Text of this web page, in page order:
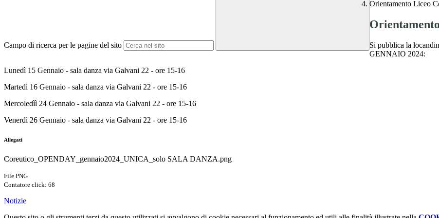
Campo di ricerca per le pagine del sito
Orientamento Liceo
Si pubblica la
GENNAIO 2024:
Lunedì 15 Gennaio - sala danza via Galvani 22 - ore 15-16
Martedì 16 Gennaio - sala danza via Galvani 22 - ore 15-16
Mercoledìì 24 Gennaio - sala danza via Galvani 22 - ore 15-16
Venerdì 26 Gennaio - sala danza via Galvani 22 - ore 15-16
Allegati
Coreutico_OPENDAY_gennaio2024_UNICA_solo SALA DANZA.png
File PNG
Contatore click: 68
Notizie